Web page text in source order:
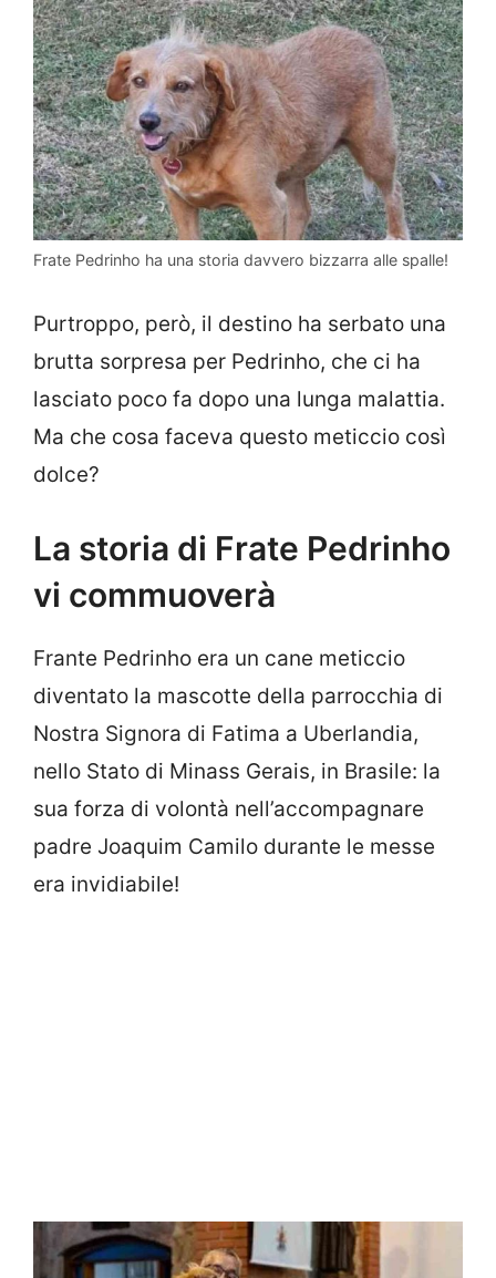
Frate Pedrinho ha una storia davvero bizzarra alle spalle!
Purtroppo, però, il destino ha serbato una
brutta sorpresa per Pedrinho, che ci ha
lasciato poco fa dopo una lunga malattia.
Ma che cosa faceva questo meticcio così
dolce?
La storia di Frate Pedrinho
vi commuoverà
Frante Pedrinho era un cane meticcio
diventato la mascotte della parrocchia di
Nostra Signora di Fatima a Uberlandia,
nello Stato di Minass Gerais, in Brasile: la
sua forza di volontà nell’accompagnare
padre Joaquim Camilo durante le messe
era invidiabile!